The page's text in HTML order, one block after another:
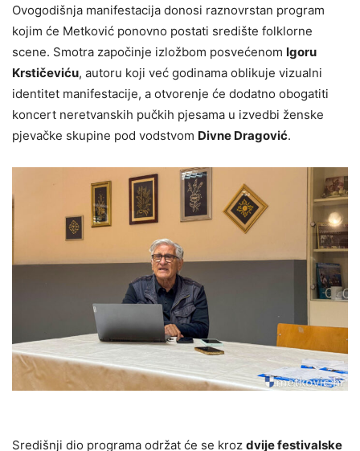
Ovogodišnja manifestacija donosi raznovrstan program
kojim će Metković ponovno postati središte folklorne
scene. Smotra započinje izložbom posvećenom Igoru
Krstičeviću, autoru koji već godinama oblikuje vizualni
identitet manifestacije, a otvorenje će dodatno obogatiti
koncert neretvanskih pučkih pjesama u izvedbi ženske
pjevačke skupine pod vodstvom Divne Dragović.
Središnji dio programa održat će se kroz dvije festivalske